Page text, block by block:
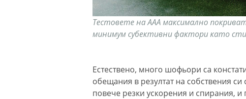
Тестовете на ААА максимално
минимум субективни фактори като
Естествено, много шофьори са
обещания в резултат на собствения
повече резки ускорения и спирания,